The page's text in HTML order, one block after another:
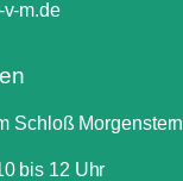
m.de
Schloß Morgenstern
bis 12 Uhr